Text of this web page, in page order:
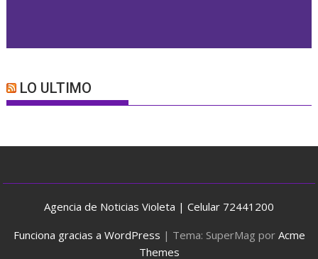
LO ULTIMO
Agencia de Noticias Violeta | Celular 72441200
Funciona gracias a WordPress | Tema: SuperMag por Acme
Themes